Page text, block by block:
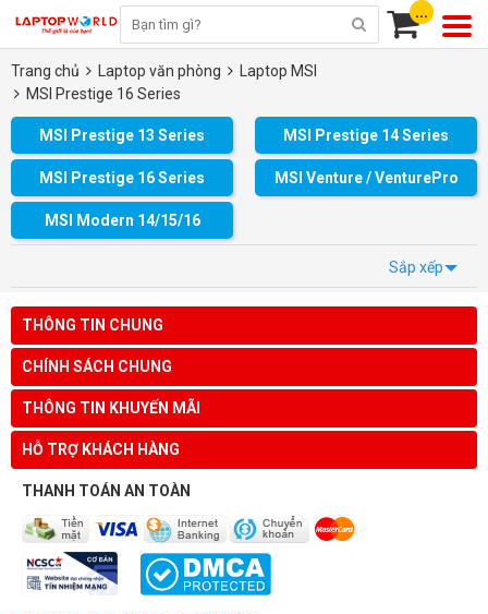
...
Trang chủ Laptop văn phòng
Laptop MSI
MSI Prestige 16 Series
MSI Prestige 13 Series MSI Prestige 14 Series
MSI Prestige 16 Series MSI Venture / VenturePro
MSI Modern 14/15/16
Sắp xếp
THÔNG TIN CHUNG
CHÍNH SÁCH CHUNG
THÔNG TIN KHUYẾN MÃI
HỖ TRỢ KHÁCH HÀNG
THANH TOÁN AN TOÀN